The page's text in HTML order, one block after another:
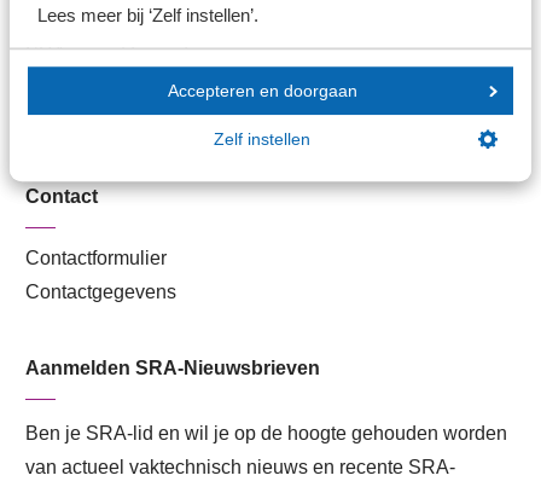
Lees meer bij ‘Zelf instellen’.
Accepteren en doorgaan
Zelf instellen
Veilig bestanden delen
SRA-gecertificeerd
Lid worden
Contact
Contactformulier
Contactgegevens
Aanmelden SRA-Nieuwsbrieven
Ben je SRA-lid en wil je op de hoogte gehouden worden
van actueel vaktechnisch nieuws en recente SRA-